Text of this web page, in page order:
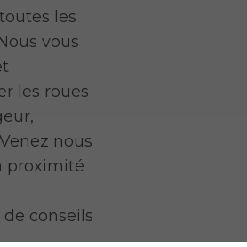
les
vous
les roues
nous
proximité
conseils